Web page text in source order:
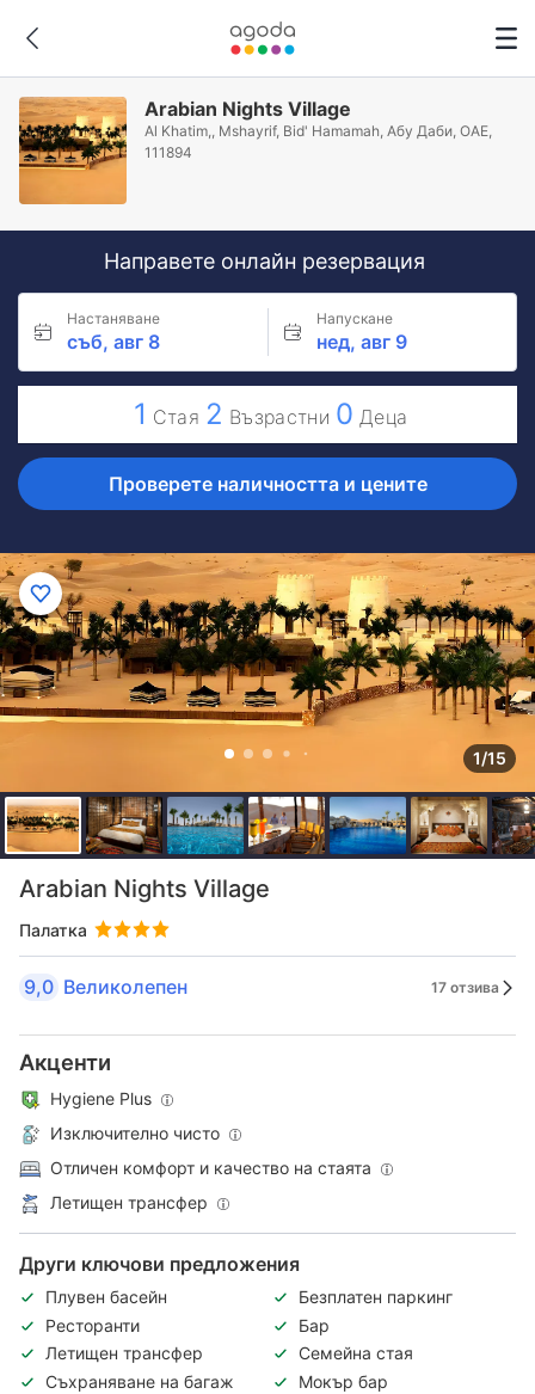
Arabian Nights Village
Al Khatim,, Mshayrif, Bid' Hamamah, Абу Даби, ОАЕ,
111894
Направете онлайн резервация
Настаняване
съб, авг 8
Напускане
нед, авг 9
1 Стая 2 Възрастни 0 Деца
Проверете наличността и цените
1/15
Arabian Nights Village
Палатка
9,0 Великолепен 17 отзива
Акценти
Hygiene Plus
Изключително чисто
Отличен комфорт и качество на стаята
Летищен трансфер
Други ключови предложения
Плувен басейн
Безплатен паркинг
Ресторанти
Бар
Летищен трансфер
Семейна стая
Съхраняване на багаж
Мокър бар